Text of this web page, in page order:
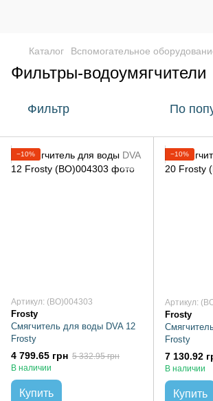
Каталог Вспомогательное
Фильтры-водоумягчители
Фильтр По
−10%
Артикул: (BO)004303
Frosty
Смягчитель для воды DVA 12
Frosty
4 799.65 грн 5 332.95 грн
В наличии
Купить
−10%
Артикул:
Frosty
Frosty
7 130.92
В наличии
Купить